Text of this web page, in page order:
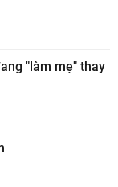
"làm mẹ" thay